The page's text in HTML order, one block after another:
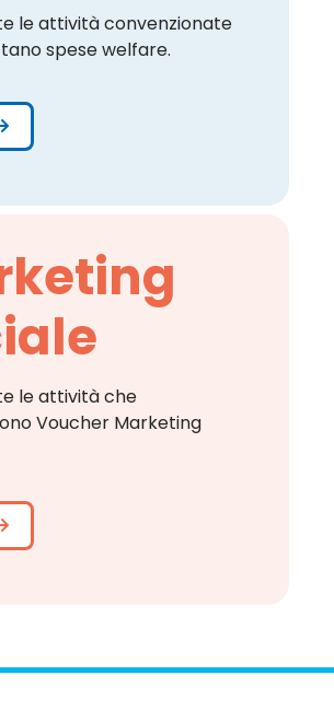
le attività convenzionate
spese welfare.
le attività che
Voucher Marketing